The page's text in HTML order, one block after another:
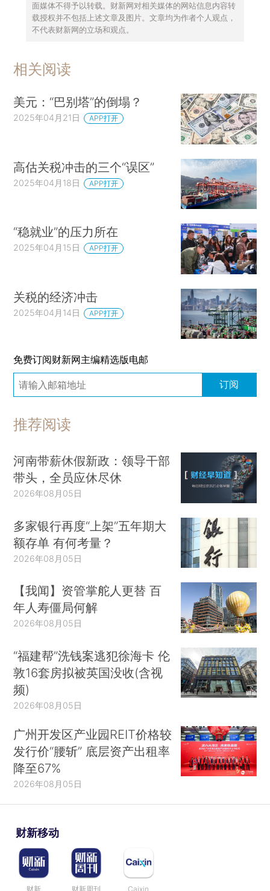
面媒体不得予以转载。财新网对相关媒体的网站信息内容转
载授权并不包括上述文章及图片。文章均为作者个人观点，
不代表财新网的立场和观点。
相关阅读
美元：“巴别塔”的倒塌？
2025年04月21日 APP打开
高估关税冲击的三个“误区”
2025年04月18日 APP打开
“稳就业”的压力所在
2025年04月15日 APP打开
关税的经济冲击
2025年04月14日 APP打开
免费订阅财新网主编精选版电邮
订阅
推荐阅读
河南带薪休假新政：领导干部
带头，全员应休尽休
2026年08月05日
多家银行再度“上架”五年期大
额存单 有何考量？
2026年08月05日
【我闻】资管掌舵人更替 百
年人寿僵局何解
2026年08月05日
“福建帮”洗钱案逃犯徐海卡 伦
敦16套房拟被英国没收(含视
频)
2026年08月05日
广州开发区产业园REIT价格较
发行价“腰斩” 底层资产出租率
降至67%
2026年08月05日
财新移动
财新 财新周刊 Caixin